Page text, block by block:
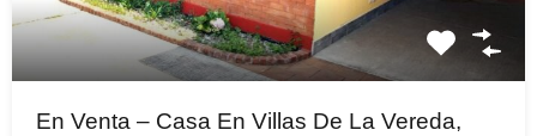
En Venta – Casa En Villas De La Vereda,